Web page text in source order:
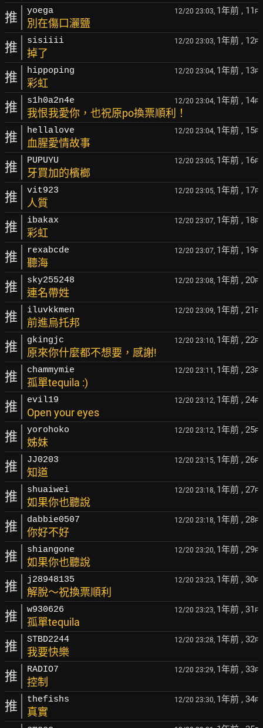
推 yoega 12/20 23:03, 1年前 , 11 F
別在傷口灑鹽
推 sisiiii 12/20 23:03, 1年前 , 12F
掉了
推 hippoping 12/20 23:04, 1年前 , 13F
彩虹
推 s1h0a2n4e 12/20 23:04, 1年前 , 14F
我恨我愛你，也祝原po換票順利！
推 hellalove 12/20 23:04, 1年前 , 15F
血腥愛情故事
推 PUPUYU 12/20 23:05, 1年前 , 16F
牙買加的檳榔
推 vit923 12/20 23:05, 1年前 , 17F
人質
推 ibakax 12/20 23:07, 1年前 , 18F
彩虹
推 rexabcde 12/20 23:07, 1年前 , 19F
聽海
推 sky255248 12/20 23:08, 1年前 , 20F
連名帶姓
推 iluvkkmen 12/20 23:09, 1年前 , 21 F
前進烏托邦
推 gkingjc 12/20 23:10, 1年前 , 22F
原來你什麼都不想要，感謝!
推 chammymie 12/20 23:11, 1年前 , 23F
孤單tequila :)
推 evil19 12/20 23:12, 1年前 , 24F
Open your eyes
推 yorohoko 12/20 23:12, 1年前 , 25F
姊妹
推 JJ0203 12/20 23:15, 1年前 , 26F
知道
推 shuaiwei 12/20 23:18, 1年前 , 27F
如果你也聽說
推 dabbie0507 12/20 23:18, 1年前 , 28F
你好不好
推 shiangone 12/20 23:20, 1年前 , 29F
如果你也聽說
推 j28948135 12/20 23:23, 1年前 , 30F
解脫～祝換票順利
推 w930626 12/20 23:23, 1年前 , 31 F
孤單tequila
推 STBD2244 12/20 23:28, 1年前 , 32F
我要快樂
推 RADIO7 12/20 23:29, 1年前 , 33F
控制
推 thefishs 12/20 23:30, 1年前 , 34F
真實